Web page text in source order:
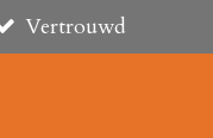
Vertrouwd